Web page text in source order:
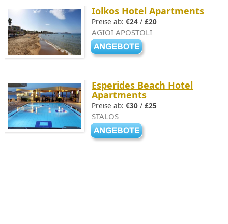
Iolkos Hotel Apartments
Preise ab: €24 / £20
AGIOI APOSTOLI
Esperides Beach Hotel
Apartments
Preise ab: €30 / £25
STALOS